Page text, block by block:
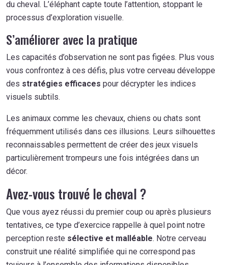
du cheval. L’éléphant capte toute l’attention, stoppant le
processus d’exploration visuelle.
S’améliorer avec la pratique
Les capacités d’observation ne sont pas figées. Plus vous
vous confrontez à ces défis, plus votre cerveau développe
des stratégies efficaces pour décrypter les indices
visuels subtils.
Les animaux comme les chevaux, chiens ou chats sont
fréquemment utilisés dans ces illusions. Leurs silhouettes
reconnaissables permettent de créer des jeux visuels
particulièrement trompeurs une fois intégrées dans un
décor.
Avez-vous trouvé le cheval ?
Que vous ayez réussi du premier coup ou après plusieurs
tentatives, ce type d’exercice rappelle à quel point notre
perception reste sélective et malléable. Notre cerveau
construit une réalité simplifiée qui ne correspond pas